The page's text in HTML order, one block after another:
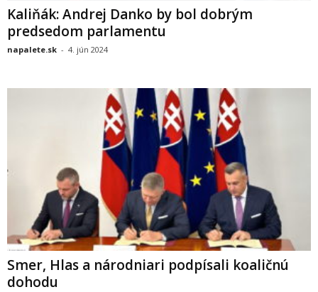
Kaliňák: Andrej Danko by bol dobrým
predsedom parlamentu
napalete.sk - 4. jún 2024
Smer, Hlas a národniari podpísali koaličnú
dohodu